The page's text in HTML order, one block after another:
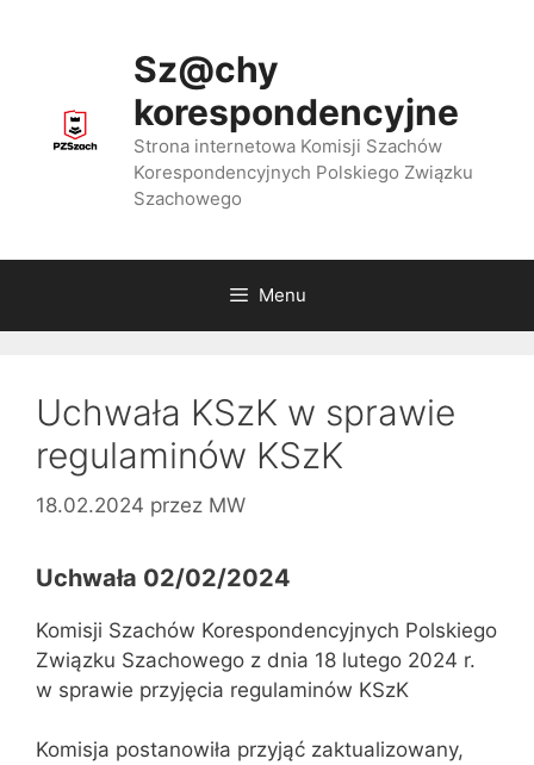
Sz@chy
korespondencyjne
Strona internetowa Komisji Szachów
Korespondencyjnych Polskiego Związku
Szachowego
Menu
Uchwała KSzK w sprawie
regulaminów KSzK
18.02.2024 przez MW
Uchwała 02/02/2024
Komisji Szachów Korespondencyjnych Polskiego
Związku Szachowego z dnia 18 lutego 2024 r.
w sprawie przyjęcia regulaminów KSzK
Komisja postanowiła przyjąć zaktualizowany,